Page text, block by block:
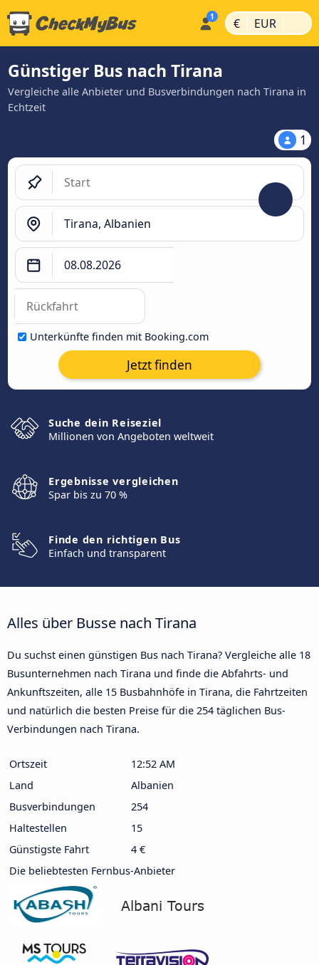
€ | EUR |
Günstiger Bus nach Tirana
Vergleiche alle Anbieter und Busverbindungen nach Tirana in
Echtzeit
1
Unterkünfte finden mit Booking.com
Jetzt finden
Suche dein Reiseziel
Millionen von Angeboten weltweit
Ergebnisse vergleichen
Spar bis zu 70 %
Finde den richtigen Bus
Einfach und transparent
Alles über Busse nach Tirana
Du suchst einen günstigen Bus nach Tirana? Vergleiche alle 18
Busunternehmen nach Tirana und finde die Abfahrts- und
Ankunftszeiten, alle 15 Busbahnhöfe in Tirana, die Fahrtzeiten
und natürlich die besten Preise für die 254 täglichen Bus-
Verbindungen nach Tirana.
Ortszeit
12:53 AM
Land
Albanien
Busverbindungen
254
Haltestellen
15
Günstigste Fahrt
4 €
Die beliebtesten Fernbus-Anbieter